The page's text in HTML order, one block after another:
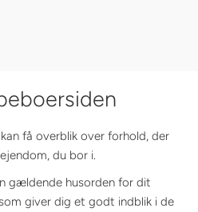
få overblik over forhold, der
du bor i.
gældende husorden for dit
giver dig et godt indblik i de